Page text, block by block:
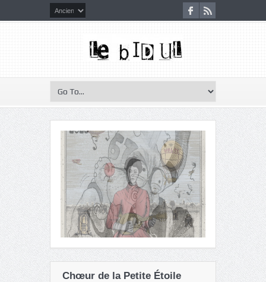
Le Bidul d’Octobre 2025
#306
Chœur de la Petite Étoile